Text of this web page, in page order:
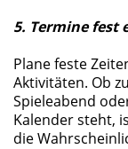
5. Termine fest
Plane feste
Aktivitäten. Ob
Spieleabend
Kalender steht,
die